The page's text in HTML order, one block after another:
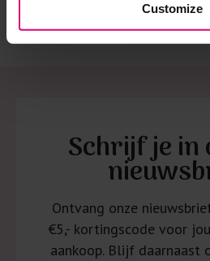
Customize
Schrijf je in
Ontvang onze
€5,- kortingscode voor
aankoop. Blijf daarnaast